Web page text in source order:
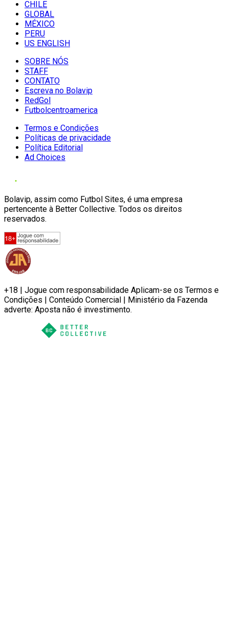
CHILE
GLOBAL
MÉXICO
PERU
US ENGLISH
SOBRE NÓS
STAFF
CONTATO
Escreva no Bolavip
RedGol
Futbolcentroamerica
Termos e Condições
Políticas de privacidade
Política Editorial
Ad Choices
Bolavip, assim como Futbol Sites, é uma empresa
pertencente à Better Collective. Todos os direitos
reservados.
+18 | Jogue com responsabilidade Aplicam-se os Termos e
Condições | Conteúdo Comercial | Ministério da Fazenda
adverte: Aposta não é investimento.